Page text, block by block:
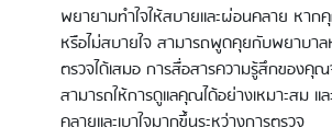
พยายามทำใจให้สบายและผ่อนคลาย หา
หรือไม่สบายใจ สามารถพูดคุยกับพยาบา
ตรวจได้เสมอ การสื่อสารความรู้สึกของคุ
สามารถให้การดูแลคุณได้อย่างเหมาะสม
คลายและเบาใจมากขึ้นระหว่างการตรวจ